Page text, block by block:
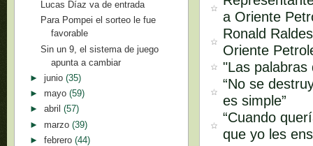
a Oriente
Ronald
Oriente
"Las palabras
“No se
es simple”
“Cuando
que yo les
Lucas Díaz va de entrada
Para Pompei el sorteo le fue
favorable
Sin un 9, el sistema de juego
apunta a cambiar
► junio (35)
► mayo (59)
► abril (57)
► marzo (39)
► febrero (44)